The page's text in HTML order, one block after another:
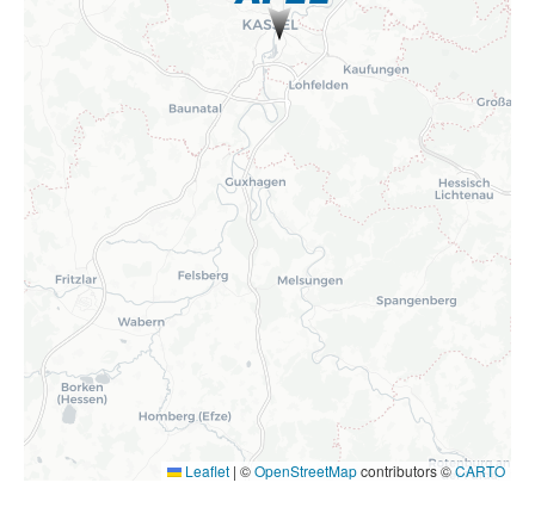
Leaflet | ©OpenStreetMapcontributors ©CARTO